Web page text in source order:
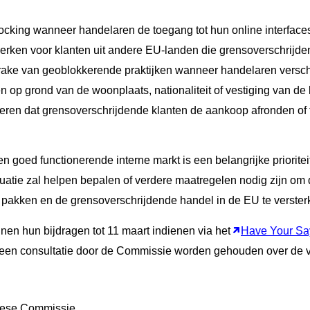
wanneer handelaren de toegang tot hun online
voor klanten uit andere EU-landen die
van geoblokkerende praktijken wanneer handelaren
op grond van de woonplaats, nationaliteit of vestiging van de
dat grensoverschrijdende klanten de aankoop afronden
goed functionerende interne markt is een belangrijke
zal helpen bepalen of verdere maatregelen nodig zijn om
en de grensoverschrijdende handel in de EU te
hun bijdragen tot 11 maart indienen via het
Have Your
consultatie door de Commissie worden gehouden over de